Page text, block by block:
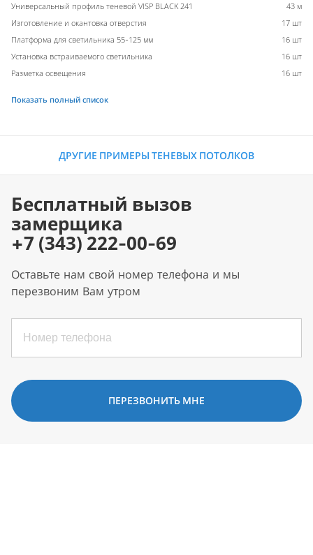
Универсальный профиль теневой VISP BLACK 241
43 м
Изготовление и окантовка отверстия
17 шт
Платформа для светильника 55-125 мм
16 шт
Установка встраиваемого светильника
16 шт
Разметка освещения
16 шт
Показать полный список
ДРУГИЕ ПРИМЕРЫ ТЕНЕВЫХ ПОТОЛКОВ
Бесплатный вызов
замерщика
+7 (343) 222-00-69
Оставьте нам свой номер телефона и мы
перезвоним Вам утром
ПЕРЕЗВОНИТЬ МНЕ